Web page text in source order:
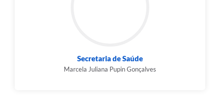
Secretaria de Saúde
Marcela Juliana Pupin Gonçalves